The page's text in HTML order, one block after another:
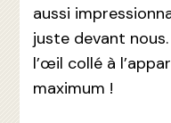
aussi
juste devant
l’œil collé à
maximum !